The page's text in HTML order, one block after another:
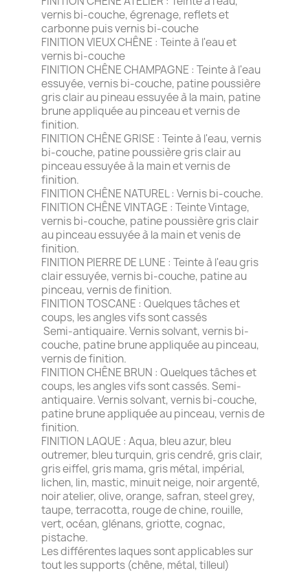
vernis bi-couche, égrenage, reflets et
carbonne puis vernis bi-couche
FINITION VIEUX CHÊNE : Teinte à l'eau et
vernis bi-couche
FINITION CHÊNE CHAMPAGNE : Teinte à l'eau
essuyée, vernis bi-couche, patine poussière
gris clair au pineau essuyée à la main, patine
brune appliquée au pinceau et vernis de
finition.
FINITION CHÊNE GRISE : Teinte à l'eau, vernis
bi-couche, patine poussière gris clair au
pinceau essuyée à la main et vernis de
finition.
FINITION CHÊNE NATUREL : Vernis bi-couche.
FINITION CHÊNE VINTAGE : Teinte Vintage,
vernis bi-couche, patine poussière gris clair
au pinceau essuyée à la main et venis de
finition.
FINITION PIERRE DE LUNE : Teinte à l'eau gris
clair essuyée, vernis bi-couche, patine au
pinceau, vernis de finition.
FINITION TOSCANE : Quelques tâches et
coups, les angles vifs sont cassés
Semi-antiquaire. Vernis solvant, vernis bi-
couche, patine brune appliquée au pinceau,
vernis de finition.
FINITION CHÊNE BRUN : Quelques tâches et
coups, les angles vifs sont cassés. Semi-
antiquaire. Vernis solvant, vernis bi-couche,
patine brune appliquée au pinceau, vernis de
finition.
FINITION LAQUE : Aqua, bleu azur, bleu
outremer, bleu turquin, gris cendré, gris clair,
gris eiffel, gris mama, gris métal, impérial,
lichen, lin, mastic, minuit neige, noir argenté,
noir atelier, olive, orange, safran, steel grey,
taupe, terracotta, rouge de chine, rouille,
vert, océan, glénans, griotte, cognac,
pistache.
Les différentes laques sont applicables sur
tout les supports (chêne, métal, tilleul)